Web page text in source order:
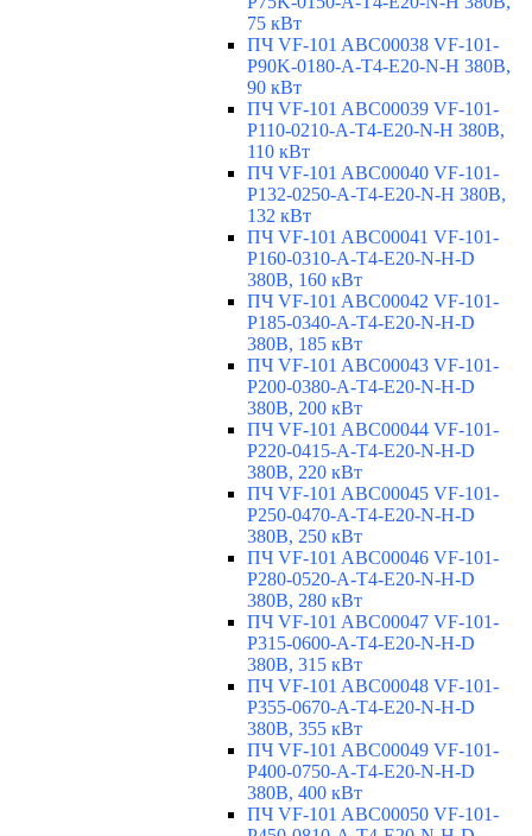
75 кВт
ПЧ VF-101 ABC00038 VF-101-
P90K-0180-A-T4-E20-N-H 380В,
90 кВт
ПЧ VF-101 ABC00039 VF-101-
P110-0210-A-T4-E20-N-H 380В,
110 кВт
ПЧ VF-101 ABC00040 VF-101-
P132-0250-A-T4-E20-N-H 380В,
132 кВт
ПЧ VF-101 ABC00041 VF-101-
P160-0310-A-T4-E20-N-H-D
380В, 160 кВт
ПЧ VF-101 ABC00042 VF-101-
P185-0340-A-T4-E20-N-H-D
380В, 185 кВт
ПЧ VF-101 ABC00043 VF-101-
P200-0380-A-T4-E20-N-H-D
380В, 200 кВт
ПЧ VF-101 ABC00044 VF-101-
P220-0415-A-T4-E20-N-H-D
380В, 220 кВт
ПЧ VF-101 ABC00045 VF-101-
P250-0470-A-T4-E20-N-H-D
380В, 250 кВт
ПЧ VF-101 ABC00046 VF-101-
P280-0520-A-T4-E20-N-H-D
380В, 280 кВт
ПЧ VF-101 ABC00047 VF-101-
P315-0600-A-T4-E20-N-H-D
380В, 315 кВт
ПЧ VF-101 ABC00048 VF-101-
P355-0670-A-T4-E20-N-H-D
380В, 355 кВт
ПЧ VF-101 ABC00049 VF-101-
P400-0750-A-T4-E20-N-H-D
380В, 400 кВт
ПЧ VF-101 ABC00050 VF-101-